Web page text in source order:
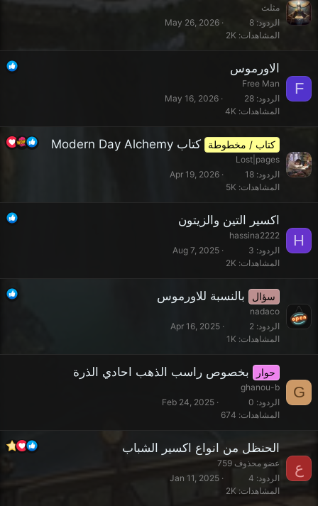
مثلث
الردود 8
المشاهدات 2K
May 26, 2026
F
الاورموس
Free Man
الردود 28
المشاهدات 4K
May 16, 2026
كتاب / مخطوطة كتاب Modern Day Alchemy
Lost|pages
الردود 18
المشاهدات 5K
Apr 19, 2026
H
اكسير التين والزيتون
hassina2222
الردود 3
المشاهدات 2K
Aug 7, 2025
سؤال بالنسبة للاورموس
nadaco
الردود 2
المشاهدات 1K
Apr 16, 2025
G
حوار بخصوص راسب الذهب احادي الذرة
ghanou-b
الردود 0
المشاهدات 674
Feb 24, 2025
ع
الحنظل من انواع اكسير الشباب
عضو محذوف 759
الردود 4
المشاهدات 2K
Jan 11, 2025